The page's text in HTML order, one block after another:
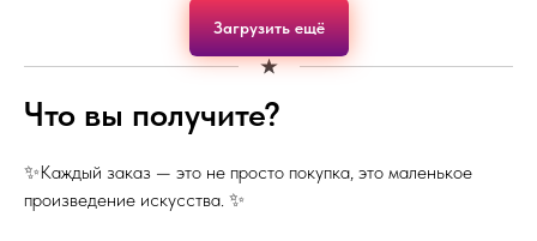
Загрузить ещё
Что вы получите?
✨Каждый заказ — это не просто покупка, это маленькое
произведение искусства. ✨